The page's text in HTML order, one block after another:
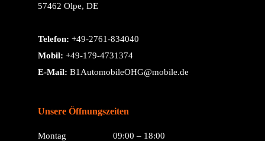
57462 Olpe, DE
Telefon: +49-2761-834040
Mobil: +49-179-4731374
E-Mail: B1AutomobileOHG@mobile.de
Unsere Öffnungszeiten
Montag
09:00 – 18:00